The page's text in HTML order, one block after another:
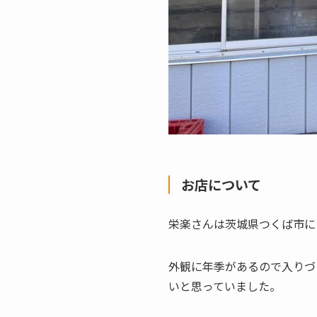
お店について
栄楽さんは茨城県つくば市
外観に年季があるので入り
いと思っていました。